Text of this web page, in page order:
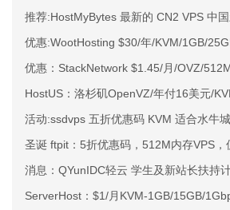
推荐:HostMyBytes 最新的 CN2 VPS 中
优惠:WootHosting $30/年/KVM/1GB/
优惠：StackNetwork $1.45/月/OVZ/
HostUS：洛杉矶OpenVZ/年付16美元/
活动:ssdvps 五折优惠码 KVM 适合水牛
圣诞 ftpit：5折优惠码，512M内存VPS，
消息：QYunIDC轻云 学生及新站长扶持
ServerHost：$1/月KVM-1GB/15GB/